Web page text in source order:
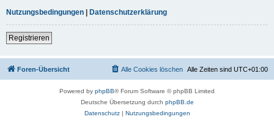
Nutzungsbedingungen | Datenschutzerklärung
Registrieren
Foren-Übersicht Alle Zeiten sind UTC+01:00
Alle Cookies löschen
Powered by phpBB® Forum Software © phpBB Limited
Deutsche Übersetzung durch phpBB.de
Datenschutz| Nutzungsbedingungen